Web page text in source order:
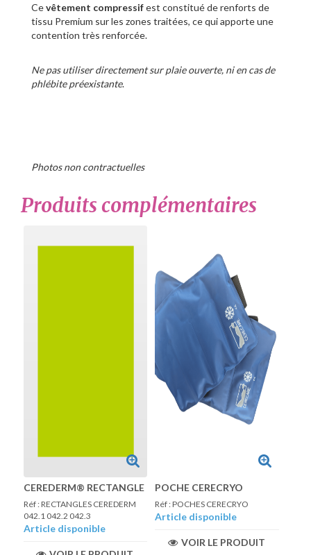
Cevêtement compressifest constitué de renforts de
tissu Premium sur les zones traitées, ce qui apporte une
contention très renforcée.
Ne pas utiliser directement sur plaie ouverte, ni en cas de
phlébite préexistante.
Photos non contractuelles
Produits complémentaires
CEREDERM® RECTANGLE
Réf : RECTANGLES CEREDERM
042.1 042.2 042.3
Article disponible
POCHE CERECRYO
Réf : POCHES CERECRYO
Article disponible
VOIR LE PRODUIT